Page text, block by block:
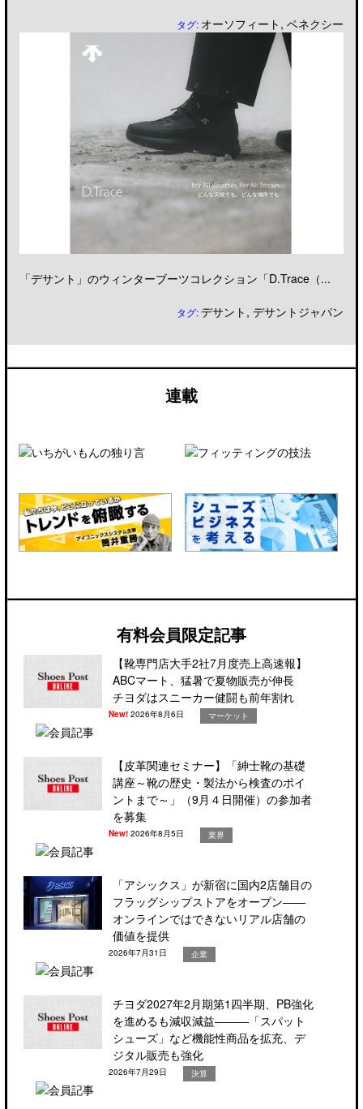
タグ: オーソフィート ,ベネクシー
「デサント」のウィンターブーツコレクション「D.Trace（...
タグ:デサント ,デサントジャパン
連載
有料会員限定記事
【靴専門店大手2社7月度売上高速報】
ABCマート、猛暑で夏物販売が伸長
チヨダはスニーカー健闘も前年割れ
New!2026年8月6日 マーケット
【皮革関連セミナー】「紳士靴の基礎
講座～靴の歴史・製法から検査のポイ
ントまで～」（9月４日開催）の参加者
を募集
New!2026年8月5日 業界
「アシックス」が新宿に国内2店舗目の
フラッグシップストアをオープン――
オンラインではできないリアル店舗の
価値を提供
2026年7月31日 企業
チヨダ2027年2月期第1四半期、PB強化
を進めるも減収減益―――「スパット
シューズ」など機能性商品を拡充、デ
ジタル販売も強化
2026年7月29日 決算